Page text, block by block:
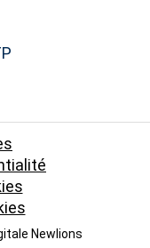
Newlions